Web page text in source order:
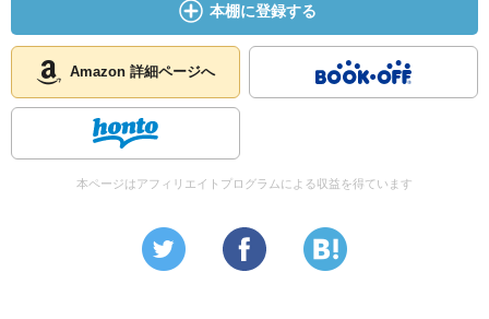
インドシナ半島最大の輸出国に成長しました。そのあと、
ラオスにも行きましたがここでは誰も本を読まない。
そもそも書店が見当たりません。
結果、いまだにASEAN最低レベルの経済に甘んじていま
アラブ世界はどうかといえば、ほとんどの国で、モスクに
しかしイランは違いました。
イランには書店がたくさんあって、地図専門店のようなも
本棚に登録する
Amazon 詳細ページへ
本ページはアフィリエイトプログラムによる収益を得ています